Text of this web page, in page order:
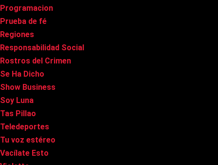
Programacion
Prueba de fé
Regiones
Responsabilidad Social
Rostros del Crimen
Se Ha Dicho
Show Business
Soy Luna
Tas Pillao
Teledeportes
Tu voz estéreo
Vacílate Esto